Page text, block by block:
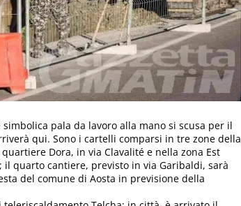
pala da lavoro alla mano si scusa per il
qui. Sono i cartelli comparsi in tre zone della
Dora, in via Clavalité e nella zona Est
quarto cantiere, previsto in via Garibaldi, sarà
del comune di Aosta in previsione della